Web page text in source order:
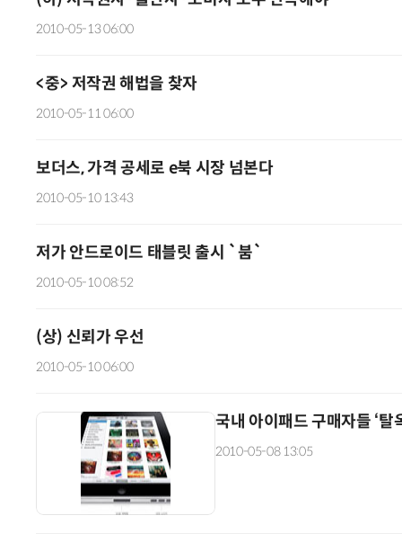
2010-05-13 06:00
<중> 저작권 해법을 찾자
2010-05-11 06:00
보더스, 가격 공세로 e북 시장 넘본다
2010-05-10 13:43
저가 안드로이드 태블릿 출시 `붐`
2010-05-10 08:52
(상) 신뢰가 우선
2010-05-10 06:00
국내 아이패드 구매자들 ‘탈
2010-05-08 13:05